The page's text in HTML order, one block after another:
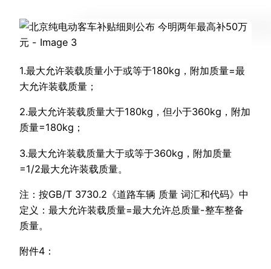
1.最大允许装载质量小于或等于180kg，附加质量=最
大允许装载质量；
2.最大允许装载质量大于180kg，但小于360kg，附加
质量=180kg；
3.最大允许装载质量大于或等于360kg，附加质量
=1/2最大允许装载质量。
注：按GB/T 3730.2《道路车辆 质量 词汇和代码》中
定义：最大允许装载质量=最大允许总质量-整车整备
质量。
附件4：